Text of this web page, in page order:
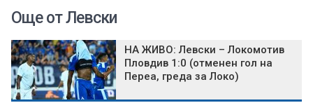
Още от Левски
НА ЖИВО: Левски – Локомотив
Пловдив 1:0 (отменен гол на
Переа, греда за Локо)